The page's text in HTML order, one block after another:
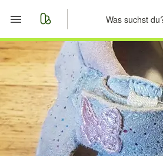
Start
Merkliste
Nachrichten
Anzeige aufgeben